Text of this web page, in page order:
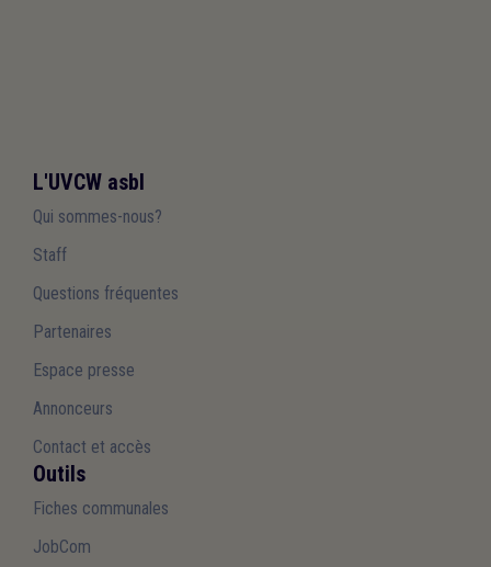
L'UVCW asbl
Qui sommes-nous?
Staff
Questions fréquentes
Partenaires
Espace presse
Annonceurs
Contact et accès
Outils
Fiches communales
JobCom